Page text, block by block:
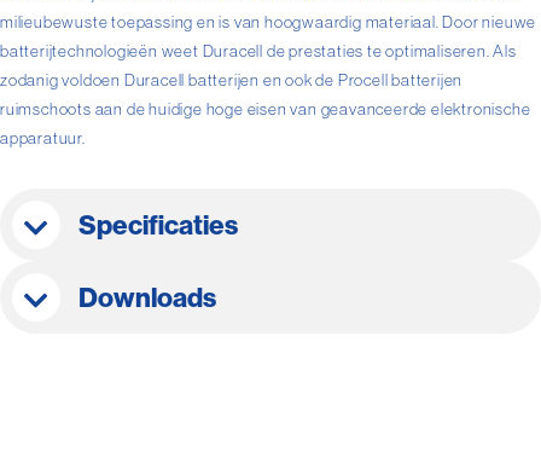
milieubewuste toepassing en is van hoogwaardig materiaal. Door nieuwe
batterijtechnologieën weet Duracell de prestaties te optimaliseren. Als
zodanig voldoen Duracell batterijen en ook de Procell batterijen
ruimschoots aan de huidige hoge eisen van geavanceerde elektronische
apparatuur.
Specificaties
Downloads